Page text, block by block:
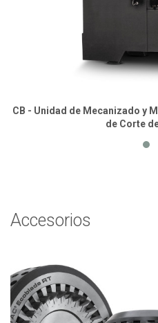
CB - Unidad de Mecanizado y
de Corte
Accesorios